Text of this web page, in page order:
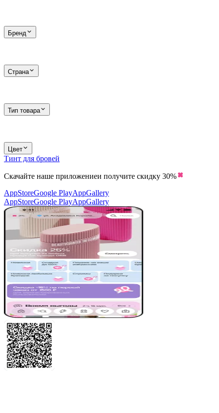
Бренд
Страна
Тип товара
Цвет
Тинт для бровей
Скачайте наше приложениеи получите скидку 30%
AppStoreGoogle PlayAppGallery
AppStoreGoogle PlayAppGallery